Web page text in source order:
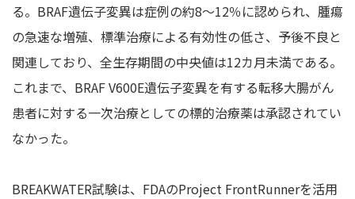
る。BRAF遺伝子変異は症例の約8～12％に認められ、腫瘍
の急速な増殖、標準治療による有効性の低さ、予後不良と
関連しており、全生存期間の中央値は12カ月未満である。
これまで、BRAF V600E遺伝子変異を有する転移大腸がん
患者に対する一次治療としての標的治療薬は承認されてい
なかった。
BREAKWATER試験は、FDAのProject FrontRunnerを活用